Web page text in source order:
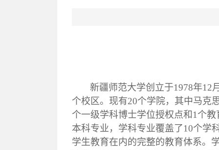
新疆师范大学创立于1978年12
个校区。现有20个学院，其中马克
个一级学科博士学位授权点和1个
本科专业，学科专业覆盖了10个学
学生教育在内的完整的教育体系。